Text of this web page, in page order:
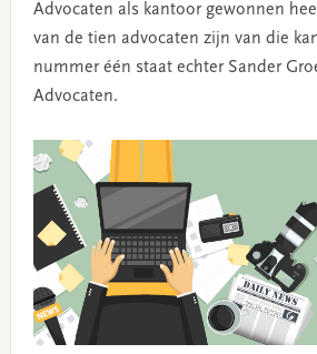
Advocaten als kantoor gewonnen
van de tien advocaten zijn van die
nummer één staat echter Sander
Advocaten.